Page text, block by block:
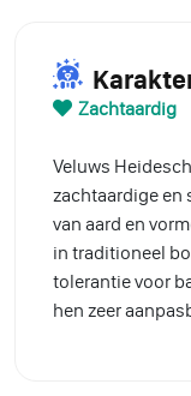
Zachtaardig
Veluws
zachtaardige en
van aard en
in traditioneel
tolerantie voor
hen zeer